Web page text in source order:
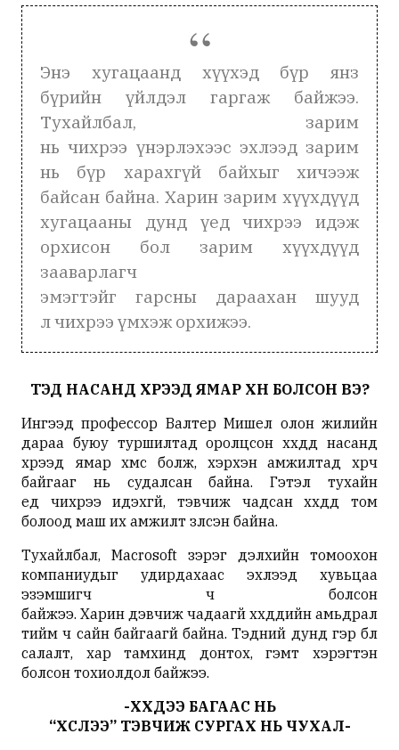
Энэ хугацаанд хүүхэд бүр янз
бүрийн үйлдэл гаргаж байжээ.
Тухайлбал, зарим
нь чихрээ үнэрлэхээс эхлээд зарим
нь бүр харахгүй байхыг хичээж
байсан байна. Харин зарим хүүхдүүд
хугацааны дунд үед чихрээ идэж
орхисон бол зарим хүүхдүүд
зааварлагч
эмэгтэйг гарсны дараахан шууд
л чихрээ үмхэж орхижээ.
ТЭД НАСАНД ХҮРЭЭД ЯМАР ХҮН БОЛСОН ВЭ?
Ингээд профессор Валтер Мишел олон жилийн
дараа буюу туршилтад оролцсон хүүхдүүд насанд
хүрээд ямар хүмүүс болж, хэрхэн амжилтад хүрч
байгааг нь судалсан байна. Гэтэл тухайн
үед чихрээ идэхгүй, тэвчиж чадсан хүүхдүүд том
болоод маш их амжилт үзүүлсэн байна.
Тухайлбал, Macrosoft зэрэг дэлхийн томоохон
компаниудыг удирдахаас эхлээд хувьцаа
эзэмшигч ч болсон
байжээ. Харин дэвчиж чадаагүй хүүхдүүдийн амьдрал
тийм ч сайн байгаагүй байна. Тэдний дунд гэр бүл
салалт, хар тамхинд донтох, гэмт хэрэгтэн
болсон тохиолдол байжээ.
-ХҮҮХДЭЭ БАГААС НЬ
“ХҮСЛЭЭ” ТЭВЧИЖ СУРГАХ НЬ ЧУХАЛ-